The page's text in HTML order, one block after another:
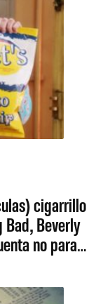
cigarrillo
Bad, Beverly
no para…